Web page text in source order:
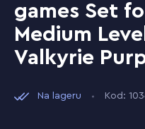
games Set
Medium
Valkyrie
Na lageru Kod: